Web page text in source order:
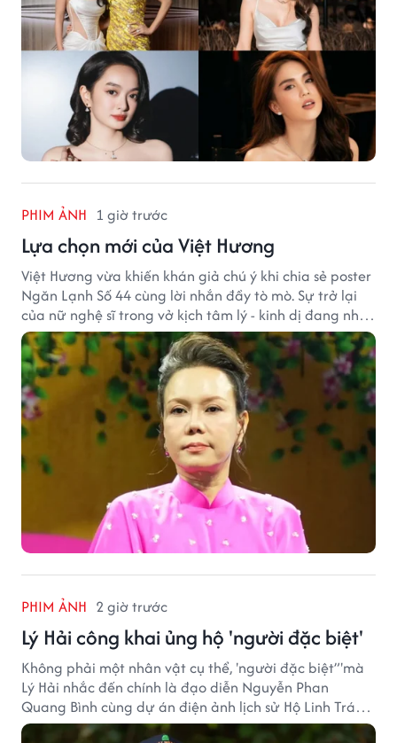
PHIM ẢNH 1 giờ trước
Lựa chọn mới của Việt Hương
Việt Hương vừa khiến khán giả chú ý khi chia sẻ poster
Ngăn Lạnh Số 44 cùng lời nhắn đầy tò mò. Sự trở lại
của nữ nghệ sĩ trong vở kịch tâm lý - kinh dị đang nhận
được nhiều quan tâm từ công chúng.
PHIM ẢNH 2 giờ trước
Lý Hải công khai ủng hộ 'người đặc biệt'
Không phải một nhân vật cụ thể, 'người đặc biệt”'mà
Lý Hải nhắc đến chính là đạo diễn Nguyễn Phan
Quang Bình cùng dự án điện ảnh lịch sử Hộ Linh Tráng
Sĩ: Bí Ẩn Mộ Vua Đinh.